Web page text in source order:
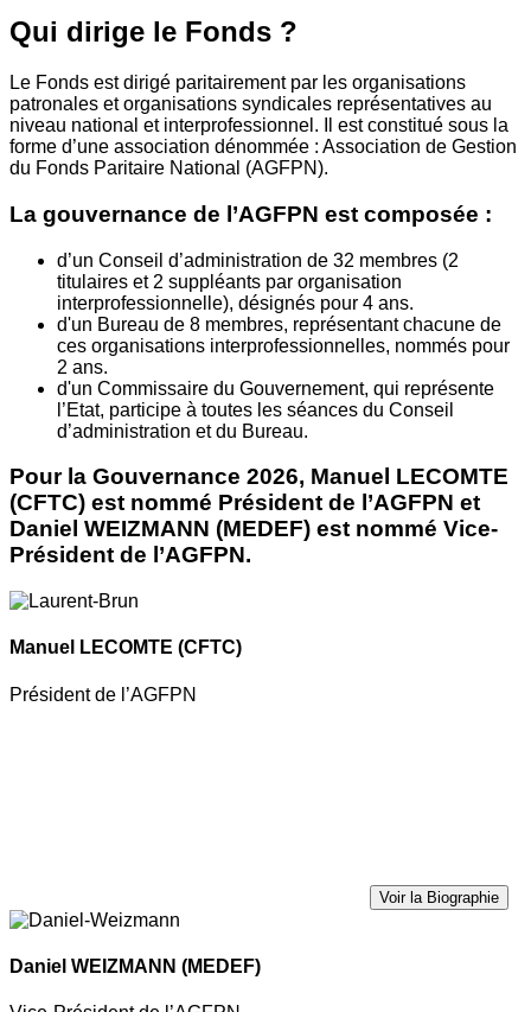
Qui dirige le Fonds ?
Le Fonds est dirigé paritairement par les organisations
patronales et organisations syndicales représentatives au
niveau national et interprofessionnel. Il est constitué sous la
forme d’une association dénommée : Association de Gestion
du Fonds Paritaire National (AGFPN).
La gouvernance de l’AGFPN est composée :
d’un Conseil d’administration de 32 membres (2
titulaires et 2 suppléants par organisation
interprofessionnelle), désignés pour 4 ans.
d'un Bureau de 8 membres, représentant chacune de
ces organisations interprofessionnelles, nommés pour
2 ans.
d'un Commissaire du Gouvernement, qui représente
l’Etat, participe à toutes les séances du Conseil
d’administration et du Bureau.
Pour la Gouvernance 2026, Manuel LECOMTE
(CFTC) est nommé Président de l’AGFPN et
Daniel WEIZMANN (MEDEF) est nommé Vice-
Président de l’AGFPN.
Manuel LECOMTE (CFTC)
Président de l’AGFPN
Voir la Biographie
Daniel WEIZMANN (MEDEF)